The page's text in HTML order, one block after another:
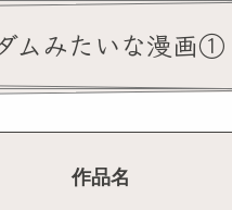
ムみたいな漫画
作品名